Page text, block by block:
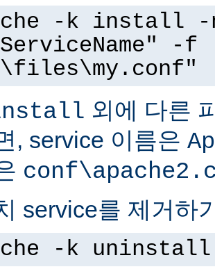
-k install -
-f
외에 다른
, service 이름은
service를 제거하
-k uninstall